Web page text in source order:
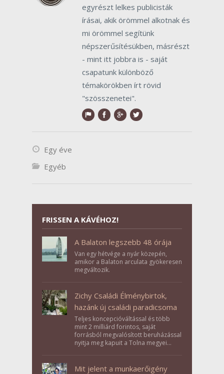
egyrészt lelkes publicisták
írásai, akik örömmel alkotnak és
mi örömmel segítünk
népszerűsítésükben, másrészt
- mint itt jobbra is - saját
csapatunk különböző
témakörökben írt rövid
"szösszenetei".
Egy éve
Egyéb
FRISSEN A KÁVÉHOZ!
A Balaton legszebb 48 órája
Van egy hétvége a nyár közepén,
amikor a Balaton arculata gyökeresen
megváltozik.
Zichy Családi Élménybirtok,
hazánk új családi paradicsoma
Teljes koncepcióváltással és több
mint 2 milliárd forintos, saját
forrásból megvalósított beruházással
nyitja meg kapuit a Tolna megyei
Mit jelent a munkaerőigény